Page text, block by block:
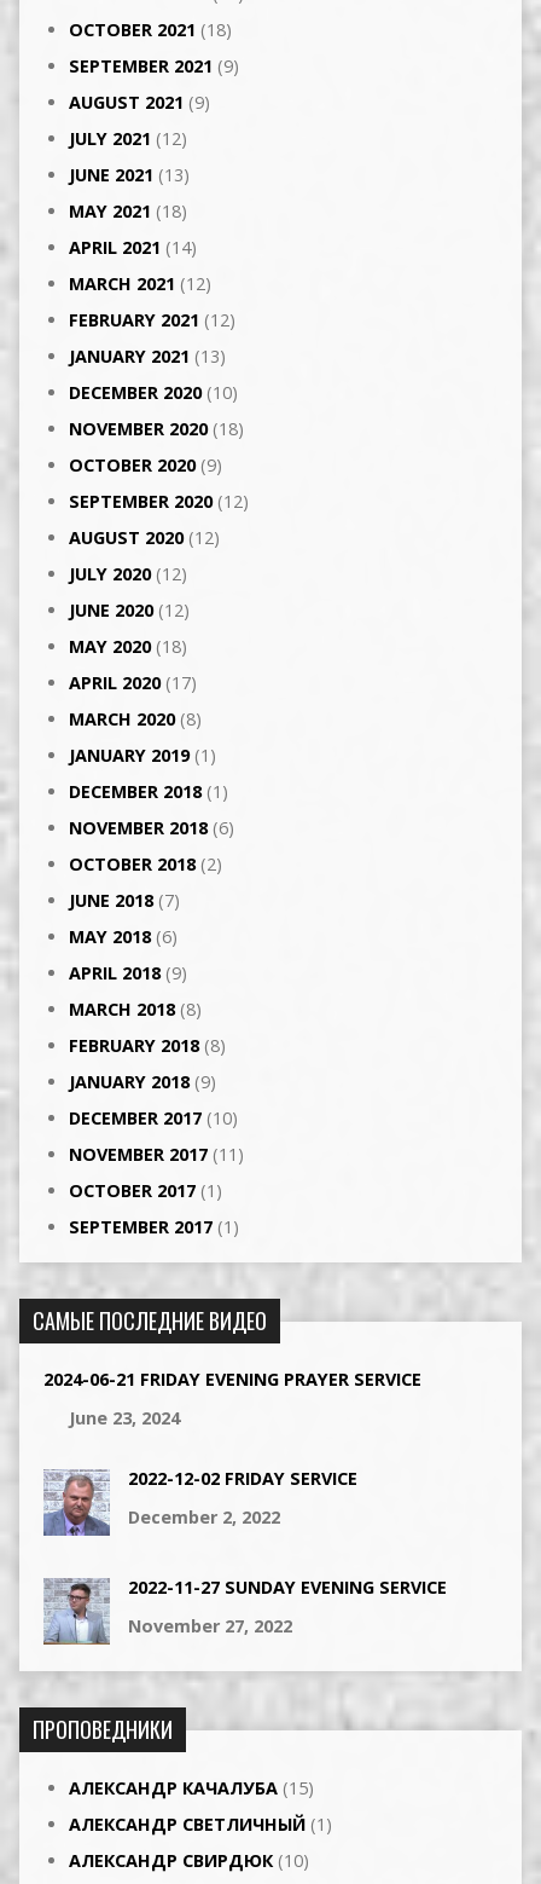
OCTOBER 2021 (18)
SEPTEMBER 2021 (9)
AUGUST 2021 (9)
JULY 2021 (12)
JUNE 2021 (13)
MAY 2021 (18)
APRIL 2021 (14)
MARCH 2021 (12)
FEBRUARY 2021 (12)
JANUARY 2021 (13)
DECEMBER 2020(10)
NOVEMBER 2020(18)
OCTOBER 2020(9)
SEPTEMBER 2020(12)
AUGUST 2020(12)
JULY 2020(12)
JUNE 2020(12)
MAY 2020(18)
APRIL 2020(17)
MARCH 2020(8)
JANUARY 2019(1)
DECEMBER 2018(1)
NOVEMBER 2018(6)
OCTOBER 2018(2)
JUNE 2018(7)
MAY 2018(6)
APRIL 2018(9)
MARCH 2018(8)
FEBRUARY 2018(8)
JANUARY 2018(9)
DECEMBER 2017 (10)
NOVEMBER 2017 (11)
OCTOBER 2017 (1)
SEPTEMBER 2017 (1)
САМЫЕ ПОСЛЕДНИЕ ВИДЕО
2024-06-21 FRIDAY EVENING PRAYER SERVICE
June 23, 2024
2022-12-02 FRIDAY SERVICE
December 2, 2022
2022-11-27 SUNDAY EVENING SERVICE
November 27, 2022
ПРОПОВЕДНИКИ
АЛЕКСАНДР КАЧАЛУБА (15)
АЛЕКСАНДР СВЕТЛИЧНЫЙ (1)
АЛЕКСАНДР СВИРДЮК(10)